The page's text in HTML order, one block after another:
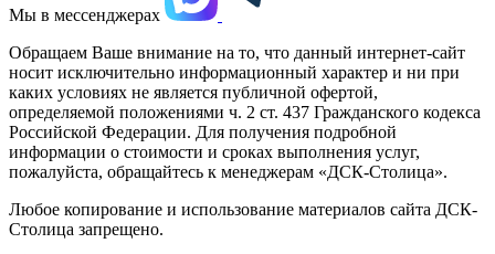
Мы в мессенджерах
Обращаем Ваше внимание на то, что данный интернет-сайт
носит исключительно информационный характер и ни при
каких условиях не является публичной офертой,
определяемой положениями ч. 2 ст. 437 Гражданского кодекса
Российской Федерации. Для получения подробной
информации о стоимости и сроках выполнения услуг,
пожалуйста, обращайтесь к менеджерам «ДСК-Столица».
Любое копирование и использование материалов сайта ДСК-
Столица запрещено.